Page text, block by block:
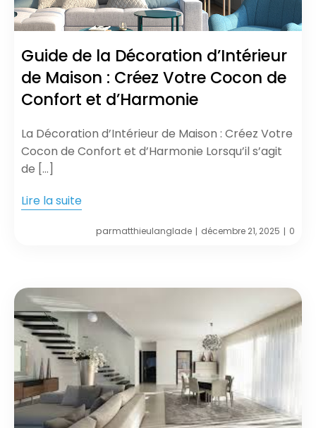
Guide de la Décoration d’Intérieur
de Maison : Créez Votre Cocon de
Confort et d’Harmonie
La Décoration d’Intérieur de Maison : Créez Votre
Cocon de Confort et d’Harmonie Lorsqu’il s’agit
de […]
Lire la suite
parmatthieulanglade | décembre 21, 2025 | 0